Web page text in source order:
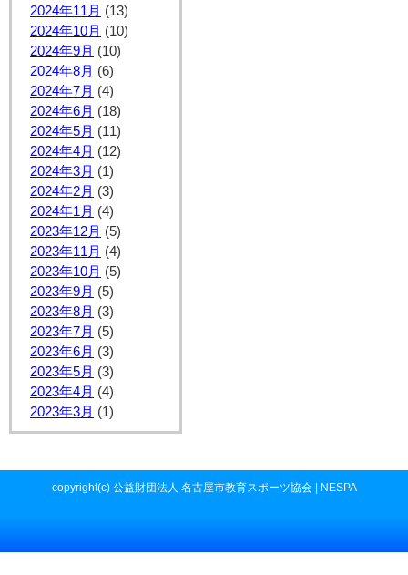
2024年11月 (13)
2024年10月 (10)
2024年9月 (10)
2024年8月 (6)
2024年7月 (4)
2024年6月 (18)
2024年5月 (11)
2024年4月 (12)
2024年3月 (1)
2024年2月 (3)
2024年1月 (4)
2023年12月 (5)
2023年11月 (4)
2023年10月 (5)
2023年9月 (5)
2023年8月 (3)
2023年7月 (5)
2023年6月 (3)
2023年5月 (3)
2023年4月 (4)
2023年3月 (1)
copyright(c) 公益財団法人 名古屋市教育スポーツ協会 | NESPA